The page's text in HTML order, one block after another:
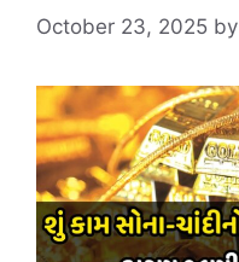
October 23, 2025 by